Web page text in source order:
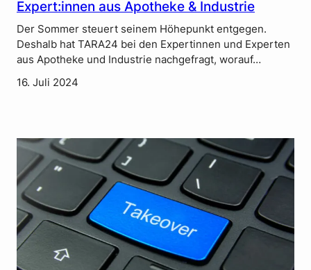
Expert:innen aus Apotheke & Industrie
Der Sommer steuert seinem Höhepunkt entgegen.
Deshalb hat TARA24 bei den Expertinnen und Experten
aus Apotheke und Industrie nachgefragt, worauf…
16. Juli 2024